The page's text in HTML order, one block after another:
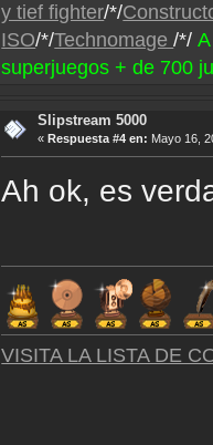
y tief fighter/*/
ISO/*/Technomage/*/
superjuegos + de 700
Slipstream 5000
« Respuesta #4 en: Mayo 16,
Ah ok, es
VISITA LA LISTA DE